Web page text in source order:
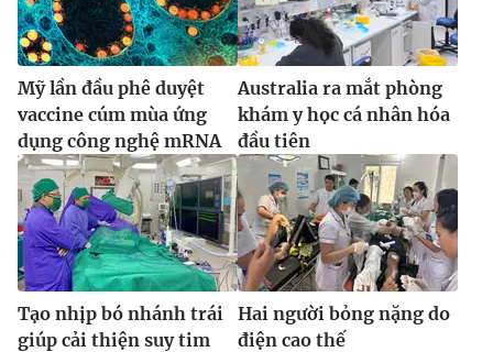
Mỹ lần đầu phê duyệt
vaccine cúm mùa ứng
dụng công nghệ mRNA
Australia ra mắt phòng
khám y học cá nhân hóa
đầu tiên
Tạo nhịp bó nhánh trái
giúp cải thiện suy tim
Hai người bỏng nặng do
điện cao thế